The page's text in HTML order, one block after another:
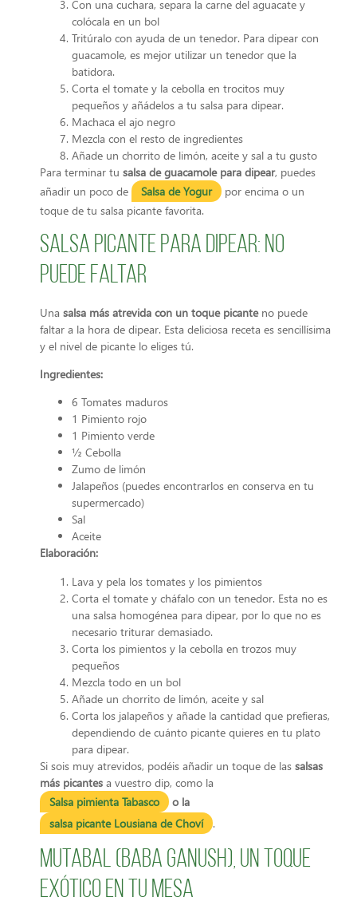
Con una cuchara, separa la carne del aguacate y
colócala en un bol
Tritúralo con ayuda de un tenedor. Para dipear con
guacamole, es mejor utilizar un tenedor que la
batidora.
Corta el tomate y la cebolla en trocitos muy
pequeños y añádelos a tu salsa para dipear.
Machaca el ajo negro
Mezcla con el resto de ingredientes
Añade un chorrito de limón, aceite y sal a tu gusto
Para terminar tu salsa de guacamole para dipear, puedes
añadir un poco de
Salsa de Yogur
por encima o un
toque de tu salsa picante favorita.
Salsa picante para dipear: no
puede faltar
Una salsa más atrevida con un toque picanteno puede
faltar a la hora de dipear. Esta deliciosa receta es sencillísima
y el nivel de picante lo eliges tú.
Ingredientes:
6 Tomates maduros
1 Pimiento rojo
1 Pimiento verde
½ Cebolla
Zumo de limón
Jalapeños (puedes encontrarlos en conserva en tu
supermercado)
Sal
Aceite
Elaboración:
Lava y pela los tomates y los pimientos
Corta el tomate y cháfalo con un tenedor. Esta no es
una salsa homogénea para dipear, por lo que no es
necesario triturar demasiado.
Corta los pimientos y la cebolla en trozos muy
pequeños
Mezcla todo en un bol
Añade un chorrito de limón, aceite y sal
Corta los jalapeños y añade la cantidad que prefieras,
dependiendo de cuánto picante quieres en tu plato
para dipear.
Si sois muy atrevidos, podéis añadir un toque de las salsas
más picantes a vuestro dip, como la
Salsa pimienta Tabasco
o la
salsa picante Lousiana de Choví
.
Mutabal (Baba Ganush), un toque
exótico en tu mesa